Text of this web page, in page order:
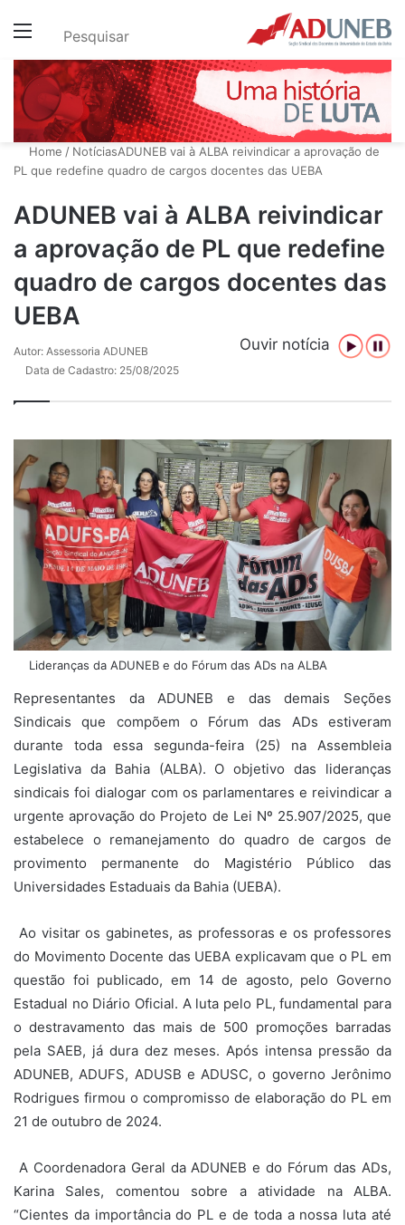
Menu Pesquisar
Home / NotíciasADUNEB vai à ALBA reivindicar a aprovação de
PL que redefine quadro de cargos docentes das UEBA
ADUNEB vai à ALBA reivindicar
a aprovação de PL que redefine
quadro de cargos docentes das
UEBA
Ouvir notícia
Autor: Assessoria ADUNEB
Data de Cadastro: 25/08/2025
Lideranças da ADUNEB e do Fórum das ADs na ALBA
Representantes da ADUNEB e das demais Seções
Sindicais que compõem o Fórum das ADs estiveram
durante toda essa segunda-feira (25) na Assembleia
Legislativa da Bahia (ALBA). O objetivo das lideranças
sindicais foi dialogar com os parlamentares e reivindicar a
urgente aprovação do Projeto de Lei Nº 25.907/2025, que
estabelece o remanejamento do quadro de cargos de
provimento permanente do Magistério Público das
Universidades Estaduais da Bahia (UEBA).
Ao visitar os gabinetes, as professoras e os professores
do Movimento Docente das UEBA explicavam que o PL em
questão foi publicado, em 14 de agosto, pelo Governo
Estadual no Diário Oficial. A luta pelo PL, fundamental para
o destravamento das mais de 500 promoções barradas
pela SAEB, já dura dez meses. Após intensa pressão da
ADUNEB, ADUFS, ADUSB e ADUSC, o governo Jerônimo
Rodrigues firmou o compromisso de elaboração do PL em
21 de outubro de 2024.
A Coordenadora Geral da ADUNEB e do Fórum das ADs,
Karina Sales, comentou sobre a atividade na ALBA.
“Cientes da importância do PL e de toda a nossa luta até